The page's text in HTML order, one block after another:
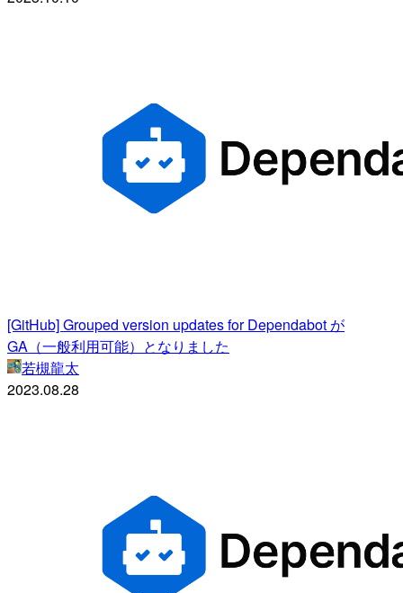
[GitHub] Grouped version updates for Dependabot が
GA（一般利用可能）となりました
若槻龍太
2023.08.28